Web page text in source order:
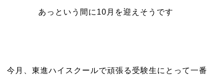
あっという間に10月を迎えそうです
今月、東進ハイスクールで頑張る受験生にとって一番